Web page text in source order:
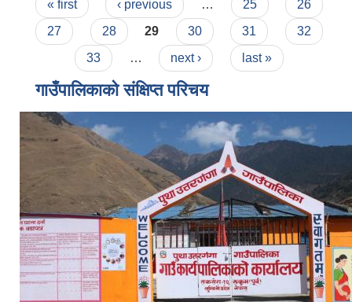
« first ‹ previous … 25
26
27
28 29 30 31
32
33
… next › last »
गाउँपालिकाको संक्षिप्त परिचय